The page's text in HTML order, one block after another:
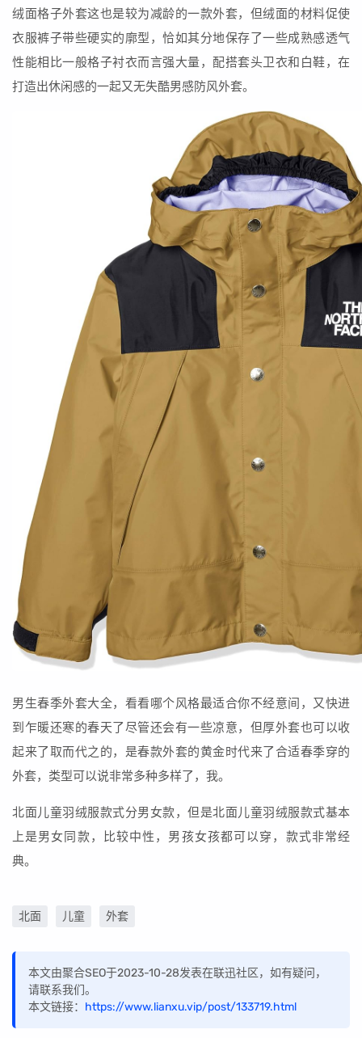
绒面格子外套这也是较为减龄的一款外套，但绒面的材料促使
衣服裤子带些硬实的廓型，恰如其分地保存了一些成熟感透气
性能相比一般格子衬衣而言强大量，配搭套头卫衣和白鞋，在
打造出休闲感的一起又无失酷男感防风外套。
男生春季外套大全，看看哪个风格最适合你不经意间，又快进
到乍暖还寒的春天了尽管还会有一些凉意，但厚外套也可以收
起来了取而代之的，是春款外套的黄金时代来了合适春季穿的
外套，类型可以说非常多种多样了，我。
北面儿童羽绒服款式分男女款，但是北面儿童羽绒服款式基本
上是男女同款，比较中性，男孩女孩都可以穿，款式非常经
典。
北面 儿童 外套
本文由聚合SEO于2023-10-28发表在联迅社区，如有疑问，
请联系我们。
本文链接： https://www.lianxu.vip/post/133719.html